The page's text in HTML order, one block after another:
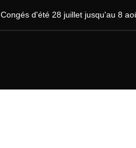
Congés d'été 28 juillet jusqu'au 8